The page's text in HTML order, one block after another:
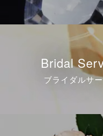
Bridal
ブライダルサ